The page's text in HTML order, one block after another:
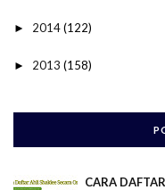
► 2014(122)
► 2013 (158)
CARA